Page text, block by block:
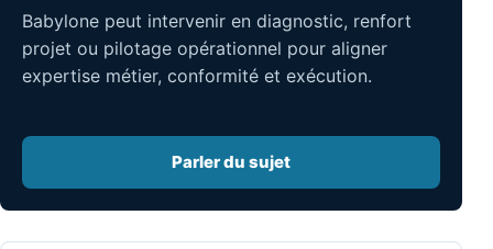
Babylone peut intervenir en diagnostic, renfort
projet ou pilotage opérationnel pour aligner
expertise métier, conformité et exécution.
Parler du sujet